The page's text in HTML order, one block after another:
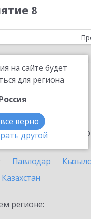
8
на сайте будет
для региона
Россия
верно
другой
1C-Store в
Store
Павлодар
Казахстан
регионе: